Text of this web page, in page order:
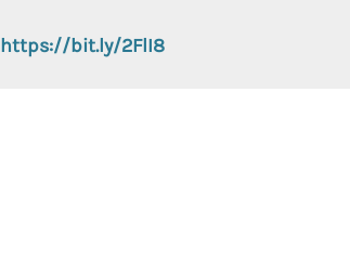
https://bit.ly/2FlI8